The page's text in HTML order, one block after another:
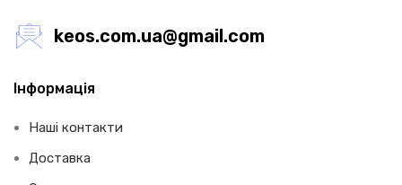
keos.com.ua@gmail.com
Інформація
Наші контакти
Доставка